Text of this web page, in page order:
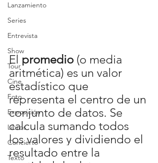
Lanzamiento
Series
Entrevista
Show
Tour
Cine
Foto
Exposición
Libros
Concierto
Texto
El promedio (o media
aritmética) es un valor
estadístico que
representa el centro de un
conjunto de datos. Se
calcula sumando todos
los valores y dividiendo el
resultado entre la